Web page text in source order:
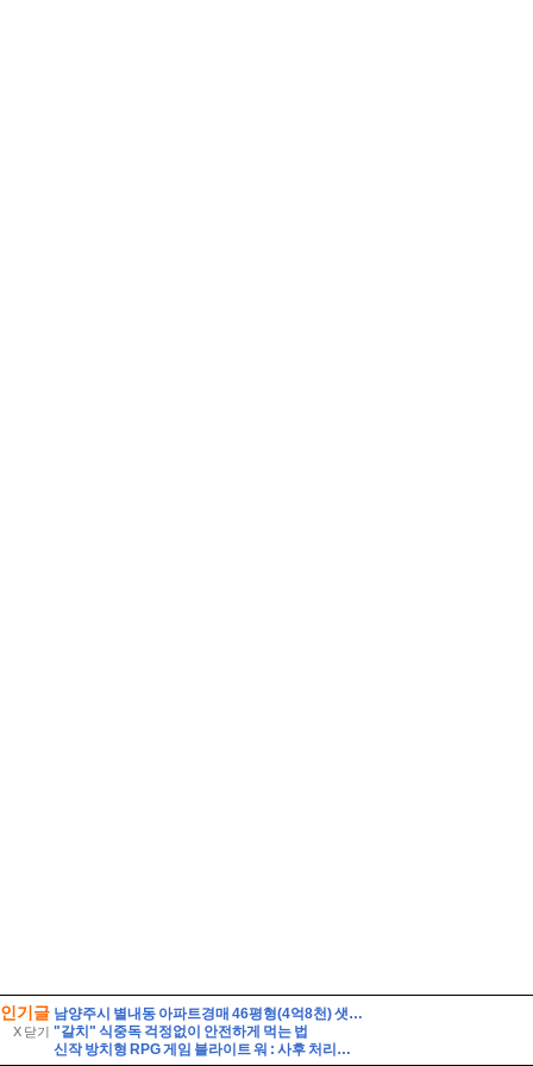
인기글
X 닫기
남양주시 별내동 아파트경매 46평형(4억8천) 샛별초등학교인근 별내남광하우스토리 14층 유찰1회 남양주별내남광하우스토리아파트 부동산경매 매매
"갈치" 식중독 걱정없이 안전하게 먹는 법
신작 방치형 RPG 게임 블라이트 워 : 사후 처리국 런칭 플레이 후기